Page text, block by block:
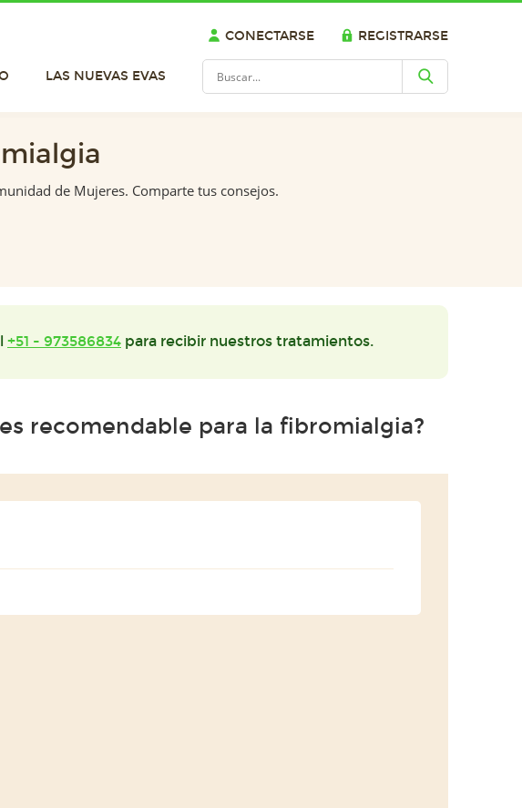
CONECTARSE REGISTRARSE
LAS NUEVAS EVAS
de Mujeres. Comparte tus consejos.
+51 - 973586834 para recibir nuestros tratamientos.
recomendable para la fibromialgia?